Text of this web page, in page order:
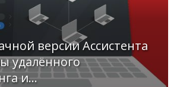
версии Ассистента
удалённого
и...